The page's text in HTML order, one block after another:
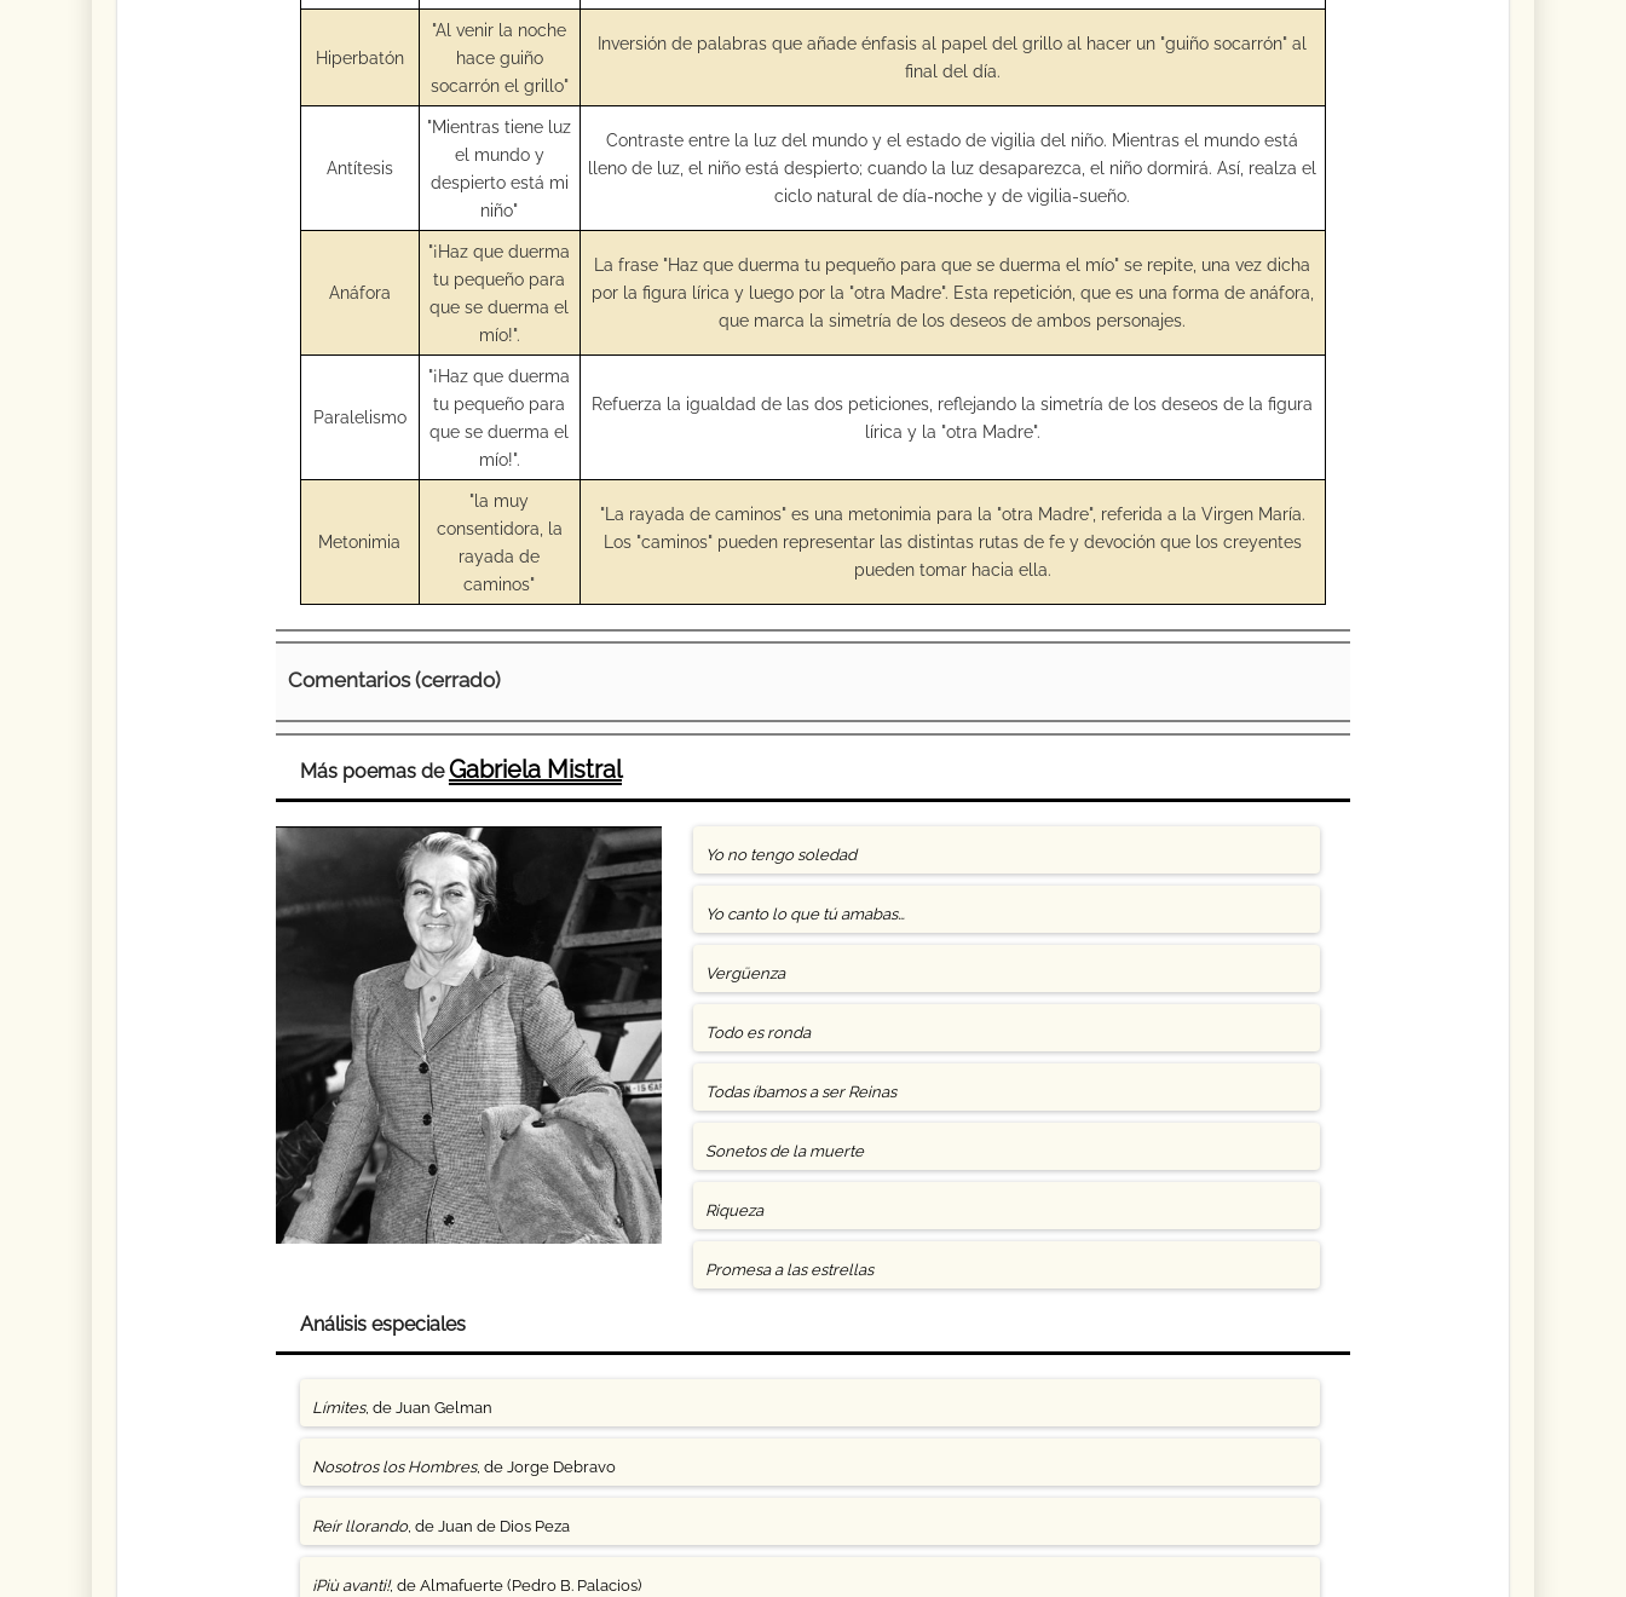
Hiperbatón
"Al venir la noche
hace guiño
socarrón el grillo"
Inversión de palabras que añade énfasis al papel del grillo al hacer un "guiño socarrón" al
final del día.
Antítesis
"Mientras tiene luz
el mundo y
despierto está mi
niño"
Contraste entre la luz del mundo y el estado de vigilia del niño. Mientras el mundo está
lleno de luz, el niño está despierto; cuando la luz desaparezca, el niño dormirá. Así, realza el
ciclo natural de día-noche y de vigilia-sueño.
Anáfora
"¡Haz que duerma
tu pequeño para
que se duerma el
mío!".
La frase "Haz que duerma tu pequeño para que se duerma el mío" se repite, una vez dicha
por la figura lírica y luego por la "otra Madre". Esta repetición, que es una forma de anáfora,
que marca la simetría de los deseos de ambos personajes.
Paralelismo
"¡Haz que duerma
tu pequeño para
que se duerma el
mío!".
Refuerza la igualdad de las dos peticiones, reflejando la simetría de los deseos de la figura
lírica y la "otra Madre".
Metonimia
"la muy
consentidora, la
rayada de
caminos"
"La rayada de caminos" es una metonimia para la "otra Madre", referida a la Virgen María.
Los "caminos" pueden representar las distintas rutas de fe y devoción que los creyentes
pueden tomar hacia ella.
Comentarios (cerrado)
Más poemas deGabriela Mistral
Yo no tengo soledad
Yo canto lo que tú amabas…
Vergüenza
Todo es ronda
Todas íbamos a ser Reinas
Sonetos de la muerte
Riqueza
Promesa a las estrellas
Análisis especiales
Límites, de Juan Gelman
Nosotros los Hombres, de Jorge Debravo
Reír llorando, de Juan de Dios Peza
¡Più avanti!, de Almafuerte (Pedro B. Palacios)